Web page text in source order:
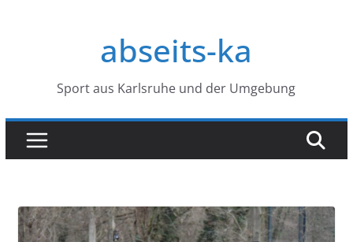
abseits-ka
Sport aus Karlsruhe und der Umgebung